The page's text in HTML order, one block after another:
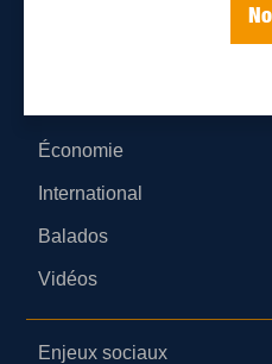
Économie
International
Balados
Vidéos
Enjeux sociaux